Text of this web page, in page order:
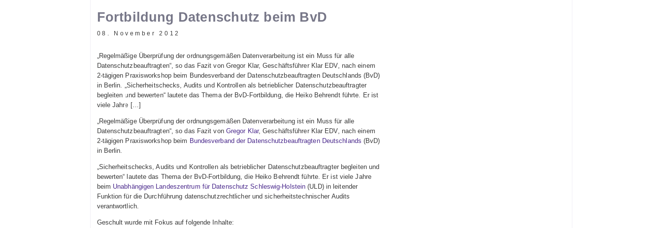
Fortbildung Datenschutz beim BvD
08. November 2012
„Regelmäßige Überprüfung der ordnungsgemäßen Datenverarbeitung ist ein Muss für alle
Datenschutzbeauftragten“, so das Fazit von Gregor Klar, Geschäftsführer Klar EDV, nach einem
2-tägigen Praxisworkshop beim Bundesverband der Datenschutzbeauftragten Deutschlands (BvD)
in Berlin. „Sicherheitschecks, Audits und Kontrollen als betrieblicher Datenschutzbeauftragter
begleiten und bewerten“ lautete das Thema der BvD-Fortbildung, die Heiko Behrendt führte. Er ist
viele Jahre […]
„Regelmäßige Überprüfung der ordnungsgemäßen Datenverarbeitung ist ein Muss für alle
Datenschutzbeauftragten“, so das Fazit von Gregor Klar, Geschäftsführer Klar EDV, nach einem
2-tägigen Praxisworkshop beim Bundesverband der Datenschutzbeauftragten Deutschlands (BvD)
in Berlin.
„Sicherheitschecks, Audits und Kontrollen als betrieblicher Datenschutzbeauftragter begleiten und
bewerten“ lautete das Thema der BvD-Fortbildung, die Heiko Behrendt führte. Er ist viele Jahre
beim Unabhängigen Landeszentrum für Datenschutz Schleswig-Holstein (ULD) in leitender
Funktion für die Durchführung datenschutzrechtlicher und sicherheitstechnischer Audits
verantwortlich.
Geschult wurde mit Fokus auf folgende Inhalte: